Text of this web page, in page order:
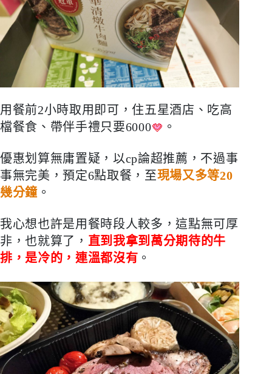
用餐前2小時取用即可，住五星酒店、吃高
檔餐食、帶伴手禮只要6000 。
優惠划算無庸置疑，以cp論超推薦，不過事
事無完美，預定6點取餐，至現場又多等20
幾分鐘 。
我心想也許是用餐時段人較多，這點無可厚
非，也就算了， 直到我拿到萬分期待的牛
排，是冷的，連溫都沒有 。